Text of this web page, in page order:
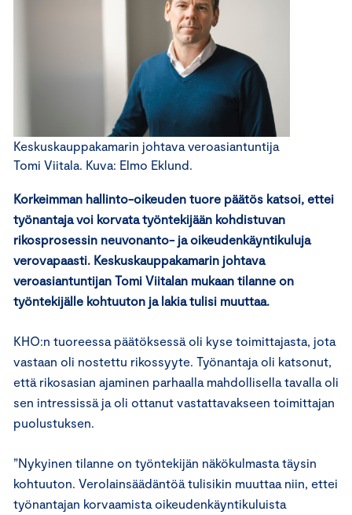
Keskuskauppakamarin johtava veroasiantuntija
Tomi Viitala. Kuva: Elmo Eklund.
Korkeimman hallinto-oikeuden tuore päätös katsoi, ettei
työnantaja voi korvata työntekijään kohdistuvan
rikosprosessin neuvonanto- ja oikeudenkäyntikuluja
verovapaasti. Keskuskauppakamarin johtava
veroasiantuntijan Tomi Viitalan mukaan tilanne on
työntekijälle kohtuuton ja lakia tulisi muuttaa.
KHO:n tuoreessa päätöksessä oli kyse toimittajasta, jota
vastaan oli nostettu rikossyyte. Työnantaja oli katsonut,
että rikosasian ajaminen parhaalla mahdollisella tavalla oli
sen intressissä ja oli ottanut vastattavakseen toimittajan
puolustuksen.
”Nykyinen tilanne on työntekijän näkökulmasta täysin
kohtuuton. Verolainsäädäntöä tulisikin muuttaa niin, ettei
työnantajan korvaamista oikeudenkäyntikuluista